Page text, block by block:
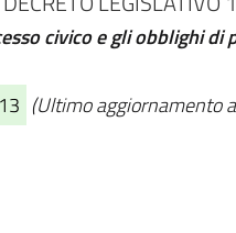
civico e gli obblighi
(Ultimo aggiornamento